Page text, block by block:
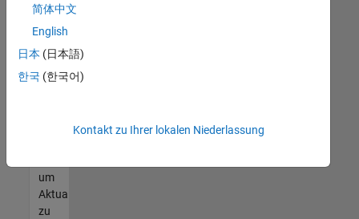
die
Ihren
entsprechen,
werden
unseres
um
Aktualisierungen
zu
简体中文
English
日本 (日本語)
한국 (한국어)
Kontakt zu Ihrer lokalen Niederlassung